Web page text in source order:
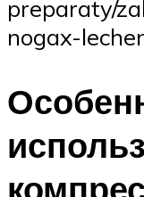
preparaty/
nogax-